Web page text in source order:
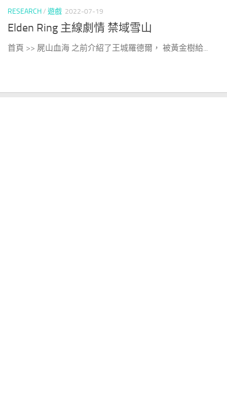
RESEARCH/ 遊戲 2022-07-19
Elden Ring 主線劇情 禁域雪山
首頁 >> 屍山血海 之前介紹了王城羅德爾， 被黃金樹給...